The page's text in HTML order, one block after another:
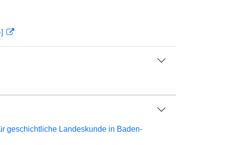
geschichtliche Landeskunde in Baden-